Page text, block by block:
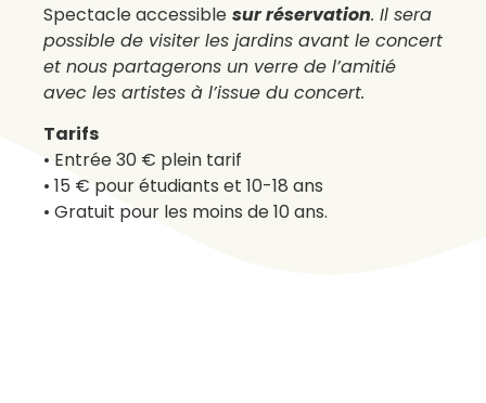
Spectacle accessible sur réservation. Il sera
possible de visiter les jardins avant le concert
et nous partagerons un verre de l’amitié
avec les artistes à l’issue du concert.
Tarifs
• Entrée 30 € plein tarif
• 15 € pour étudiants et 10-18 ans
• Gratuit pour les moins de 10 ans.